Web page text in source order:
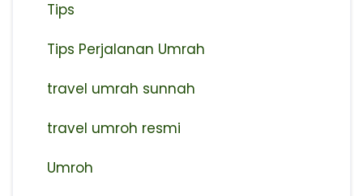
Tips
Tips Perjalanan Umrah
travel umrah sunnah
travel umroh resmi
Umroh